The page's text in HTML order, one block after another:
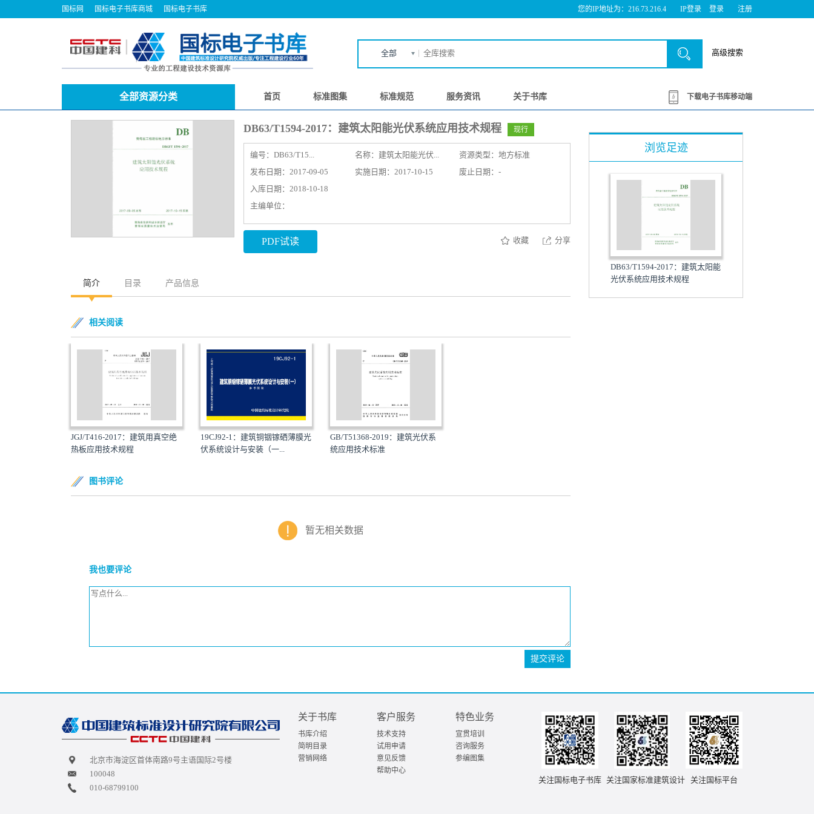
国标网 国标电子书库商城 国标电子书库 您的IP地址为：216.73.216.4 IP登录 登录 注册
全部 高级搜索
全部资源分类 首页 标准图集 标准规范 服务资讯 关于书库 下载电子书库移动端
DB63/T1594-2017：建筑太阳能光伏系统应用技术规程 现行
编号： DB63/T15... 名称： 建筑太阳能光伏...
资源类型：地方标准
发布日期：2017-09-05
实施日期：2017-10-15
废止日期：-
入库日期：2018-10-18
主编单位：
PDF试读 收藏 分享
简介 目录 产品信息
相关阅读
JGJ/T416-2017：建筑用真空绝
热板应用技术规程
19CJ92-1：建筑铜铟镓硒薄膜光
伏系统设计与安装（一...
GB/T51368-2019：建筑光伏系
统应用技术标准
图书评论
暂无相关数据
我也要评论
提交评论
浏览足迹
DB63/T1594-2017：建筑太阳能
光伏系统应用技术规程
北京市海淀区首体南路9号主语国际2号楼
100048
010-68799100
关于书库
书库介绍
简明目录
营销网络
客户服务
技术支持
试用申请
意见反馈
帮助中心
特色业务
宣贯培训
咨询服务
参编图集
关注国标电子书库 关注国家标准建筑设计 关注国标平台